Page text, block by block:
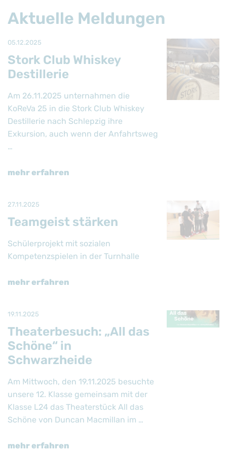
Aktuelle Meldungen
05.12.2025
Stork Club Whiskey
Destillerie
Am 26.11.2025 unternahmen die
KoReVa 25 in die Stork Club Whiskey
Destillerie nach Schlepzig ihre
Exkursion, auch wenn der Anfahrtsweg
…
mehr erfahren
27.11.2025
Teamgeist stärken
Schülerprojekt mit sozialen
Kompetenzspielen in der Turnhalle
mehr erfahren
19.11.2025
Theaterbesuch: „All das
Schöne“ in
Schwarzheide
Am Mittwoch, den 19.11.2025 besuchte
unsere 12. Klasse gemeinsam mit der
Klasse L24 das Theaterstück All das
Schöne von Duncan Macmillan im …
mehr erfahren